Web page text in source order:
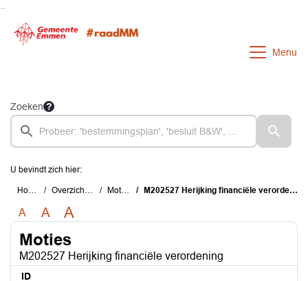
Menu
Zoeken
U bevindt zich hier:
Home Overzichten Moties M202527 Herijking financiële verordening
A A A
Moties
M202527 Herijking financiële verordening
ID